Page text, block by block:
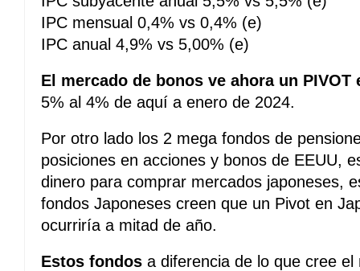
IPC mensual 0,4% vs 0,4% (e)
IPC anual 4,9% vs 5,00% (e)
El mercado de bonos ve ahora un PIVOT
5% al 4% de aquí a enero de 2024.
Por otro lado los 2 mega fondos de
posiciones en acciones y bonos de EEUU,
dinero para comprar mercados japoneses,
fondos Japoneses creen que un Pivot en
ocurriría a mitad de año.
Estos fondos a diferencia de lo que cree